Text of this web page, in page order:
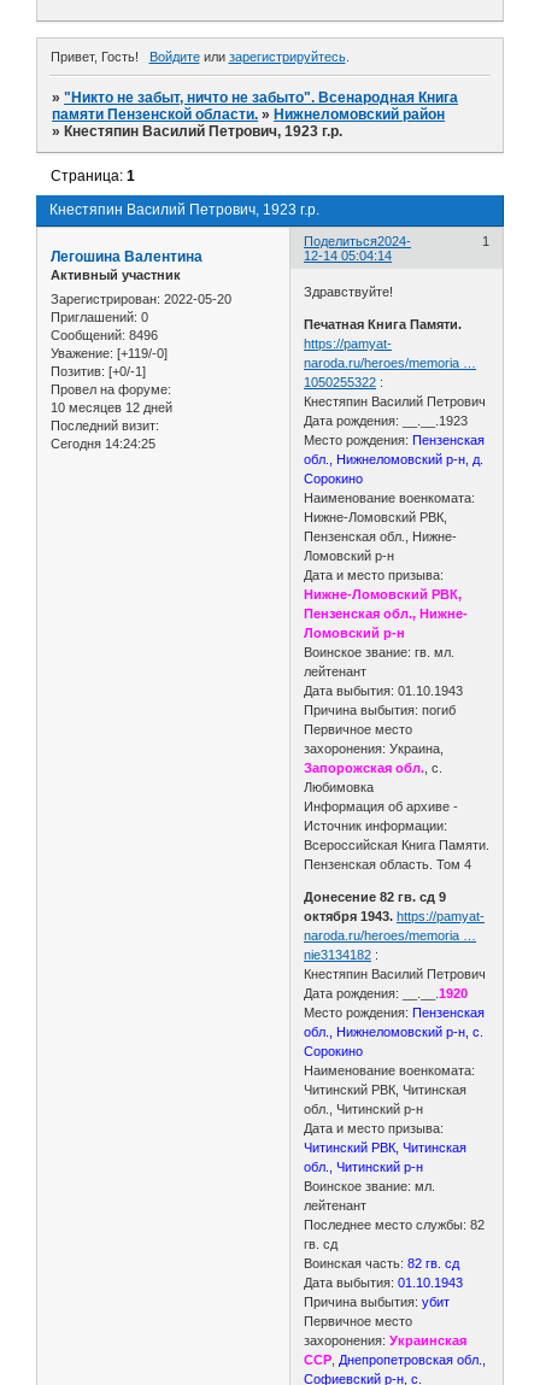
Привет, Гость! Войдитеили зарегистрируйтесь.
»"Никто не забыт, ничто не забыто". Всенародная Книга
памяти Пензенской области. » Нижнеломовский район
» Кнестяпин Василий Петрович, 1923 г.р.
Кнестяпин Василий Петрович, 1923 г.р.
Страница:1
Поделиться 1
2024-
12-14 05:04:14
Легошина Валентина
Активный участник
Зарегистрирован: 2022-05-20
Приглашений: 0
Сообщений: 8496
Уважение: [+119/-0]
Позитив: [+0/-1]
Провел на форуме:
10 месяцев 12 дней
Последний визит:
Сегодня 14:24:25
Здравствуйте!
Печатная Книга Памяти.
https://pamyat-
naroda.ru/heroes/memoria …
1050255322 :
Кнестяпин Василий Петрович
Дата рождения: __.__.1923
Место рождения:Пензенская
обл., Нижнеломовский р-н, д.
Сорокино
Наименование военкомата:
Нижне-Ломовский РВК,
Пензенская обл., Нижне-
Ломовский р-н
Дата и место призыва:
Нижне-Ломовский РВК,
Пензенская обл., Нижне-
Ломовский р-н
Воинское звание: гв. мл.
лейтенант
Дата выбытия: 01.10.1943
Причина выбытия: погиб
Первичное место
захоронения: Украина,
Запорожская обл. , с.
Любимовка
Информация об архиве -
Источник информации:
Всероссийская Книга Памяти.
Пензенская область. Том 4
Донесение 82 гв. сд 9
октября 1943. https://pamyat-
naroda.ru/heroes/memoria …
nie3134182 :
Кнестяпин Василий Петрович
Дата рождения: __.__.1920
Место рождения: Пензенская
обл., Нижнеломовский р-н, с.
Сорокино
Наименование военкомата:
Читинский РВК, Читинская
обл., Читинский р-н
Дата и место призыва:
Читинский РВК, Читинская
обл., Читинский р-н
Воинское звание: мл.
лейтенант
Последнее место службы: 82
гв. сд
Воинская часть: 82 гв. сд
Дата выбытия:01.10.1943
Причина выбытия: убит
Первичное место
захоронения:Украинская
ССР Днепропетровская обл.,
Софиевский р-н, с.